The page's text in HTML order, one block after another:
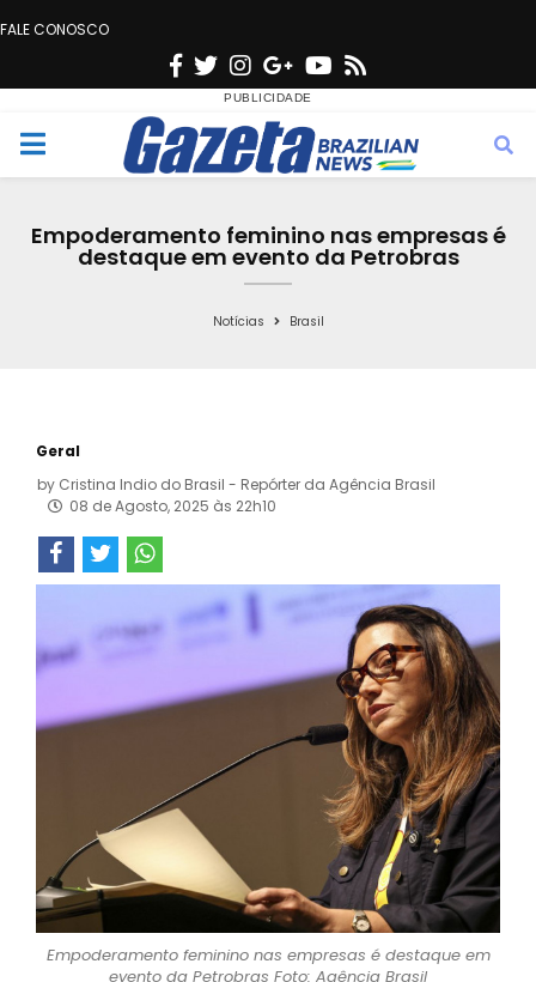
FALE CONOSCO
F
c
e
o
T
w
i
t
e
n
s
t
g
r
a
G
o
o
g
e
Y
u
t
b
s
M
Empoderamento feminino nas empresas é
destaque em evento da Petrobras
Notícias Brasil
Geral
by Cristina Indio do Brasil - Repórter da Agência Brasil
08 de Agosto, 2025 às 22h10
Empoderamento feminino nas empresas é destaque em
evento da Petrobras Foto: Agência Brasil